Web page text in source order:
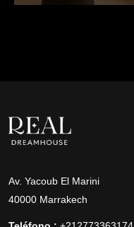
Av. Yacoub El Marini
40000 Marrakech